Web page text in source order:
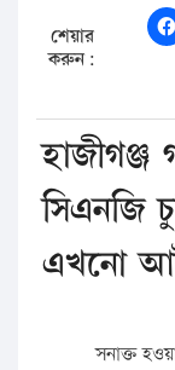
শেয়ার
করুন:
হাজীগঞ্জ
সিএনজি
এখনো
সনাক্ত